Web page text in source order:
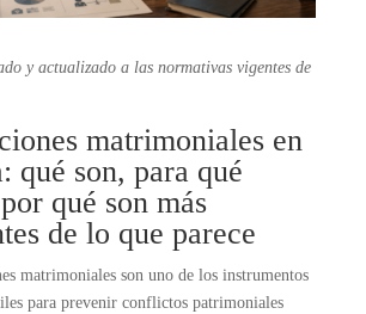
y actualizado a las normativas vigentes de
matrimoniales en
qué son, para qué
qué son más
de lo que parece
matrimoniales son uno de los instrumentos
para prevenir conflictos patrimoniales